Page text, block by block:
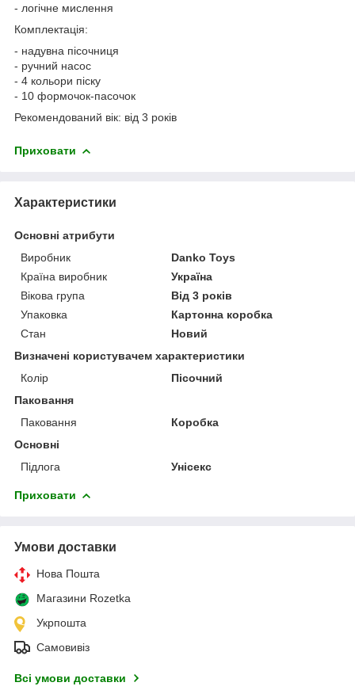
- логічне мислення
Комплектація:
- надувна пісочниця
- ручний насос
- 4 кольори піску
- 10 формочок-пасочок
Рекомендований вік: від 3 років
Приховати
Характеристики
Основні атрибути
Виробник
Danko Toys
Країна виробник
Україна
Вікова група
Від 3 років
Упаковка
Картонна коробка
Стан
Новий
Визначені користувачем характеристики
Колір
Пісочний
Паковання
Паковання
Коробка
Основні
Підлога
Унісекс
Приховати
Умови доставки
Нова Пошта
Магазини Rozetka
Укрпошта
Самовивіз
Всі умови доставки